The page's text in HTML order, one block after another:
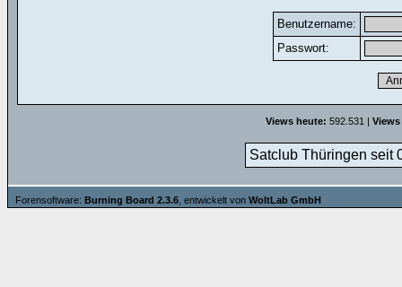
Benutzername:
Passwort:
Views heute: 592.531 |
Satclub Thüringen seit
Forensoftware: Burning Board 2.3.6 , entwickelt von WoltLab GmbH